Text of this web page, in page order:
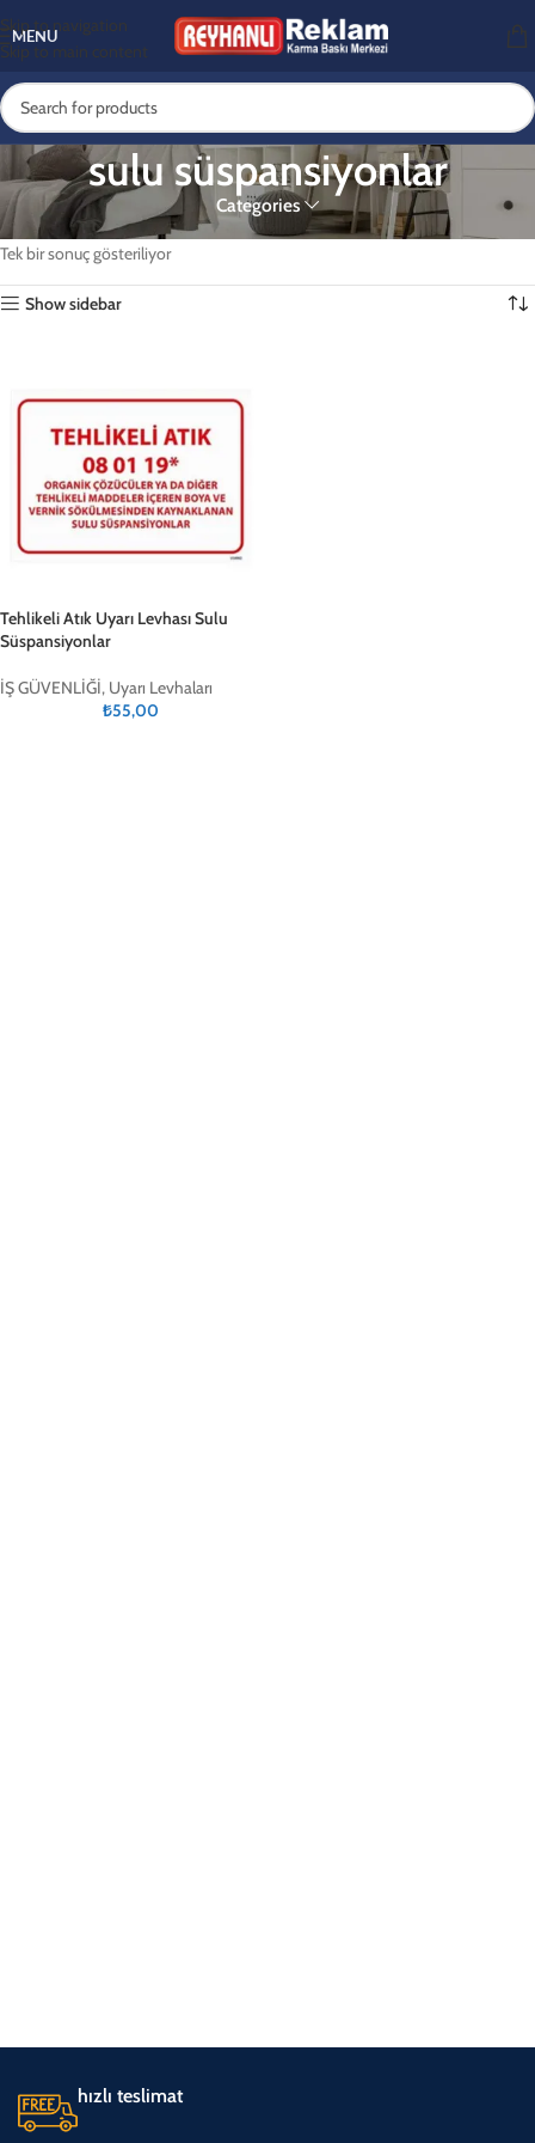
Skip to navigation
Skip to main content
MENU
sulu süspansiyonlar
Categories
Ana Sayfa Ürünler “sulu süspansiyonlar” olarak etiketlendi
Tek bir sonuç gösteriliyor
Show sidebar
Tehlikeli Atık Uyarı Levhası Sulu
Süspansiyonlar
İŞ GÜVENLİĞİ, Uyarı Levhaları
₺55,00
hızlı teslimat